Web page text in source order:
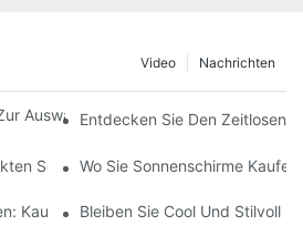
Nachrichten
Video
Auswahl Des Perfekten
Entdecken Sie Den Zeitlosen
Schatten Mit Kleinen
Wo Sie Sonnenschirme
Kaufen Sie Jetzt Strandschirme Zum
Bleiben Sie Cool Und Stilvoll